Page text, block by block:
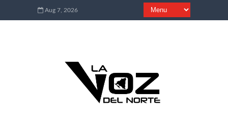
Aug 7, 2026